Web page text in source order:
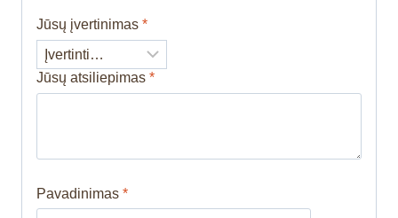
Jūsų įvertinimas *
Jūsų atsiliepimas *
Pavadinimas *